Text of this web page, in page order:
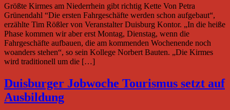
Größte Kirmes am Niederrhein gibt richtig Kette Von Petra
Grünendahl “Die ersten Fahrgeschäfte werden schon aufgebaut“,
erzählte Tim Rößler von Veranstalter Duisburg Kontor. „In die heiße
Phase kommen wir aber erst Montag, Dienstag, wenn die
Fahrgeschäfte aufbauen, die am kommenden Wochenende noch
woanders stehen“, so sein Kollege Norbert Bauten. „Die Kirmes
wird traditionell um die […]
Duisburger Jobwoche Tourismus setzt auf
Ausbildung